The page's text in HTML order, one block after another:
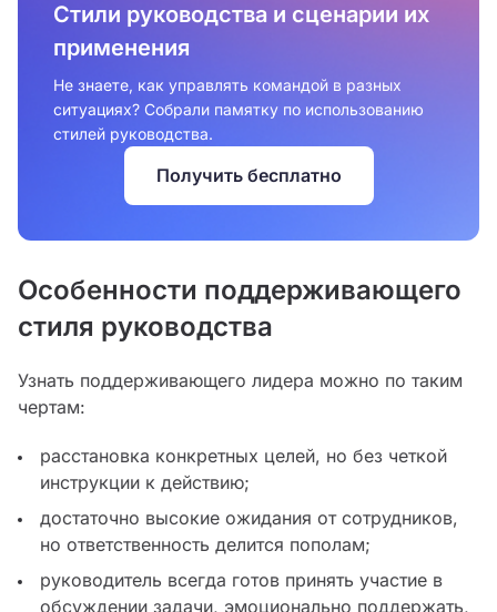
Стили руководства и сценарии их
применения
Не знаете, как управлять командой в разных
ситуациях? Собрали памятку по использованию
стилей руководства.
Получить бесплатно
Особенности поддерживающего
стиля руководства
Узнать поддерживающего лидера можно по таким
чертам:
расстановка конкретных целей, но без четкой
инструкции к действию;
достаточно высокие ожидания от сотрудников,
но ответственность делится пополам;
руководитель всегда готов принять участие в
обсуждении задачи, эмоционально поддержать,